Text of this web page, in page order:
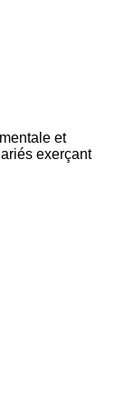
et
exerçant